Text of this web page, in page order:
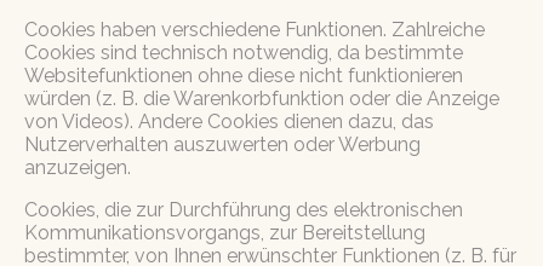
Cookies haben verschiedene Funktionen. Zahlreiche
Cookies sind technisch notwendig, da bestimmte
Websitefunktionen ohne diese nicht funktionieren
würden (z. B. die Warenkorbfunktion oder die Anzeige
von Videos). Andere Cookies dienen dazu, das
Nutzerverhalten auszuwerten oder Werbung
anzuzeigen.
Cookies, die zur Durchführung des elektronischen
Kommunikationsvorgangs, zur Bereitstellung
bestimmter, von Ihnen erwünschter Funktionen (z. B. für